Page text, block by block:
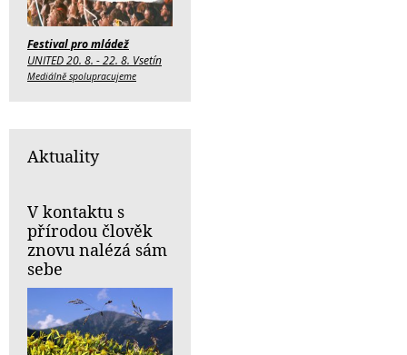
Festival pro mládež
UNITED 20. 8. - 22. 8. Vsetín
Mediálně spolupracujeme
Aktuality
V kontaktu s
přírodou člověk
znovu nalézá sám
sebe